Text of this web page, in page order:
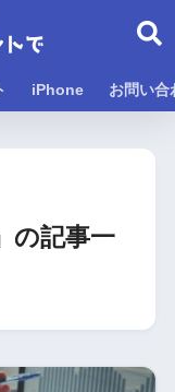
iPhone お問い合
の記事一